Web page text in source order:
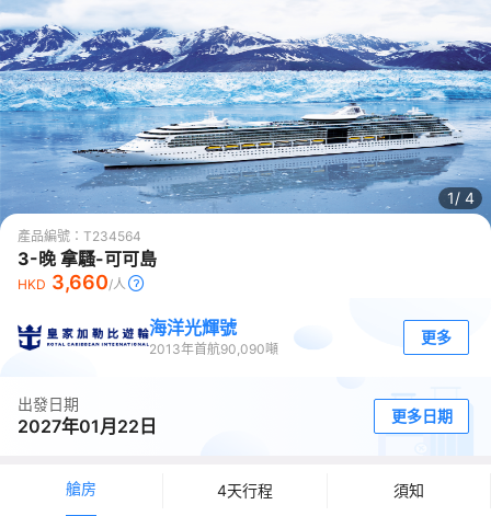
1/ 4
產品編號： T234564
3-晚 拿騷-可可島
HKD 3,660/人
海洋光輝號
2013年首航90,090噸
更多
出發日期
2027年01月22日 更多日期
艙房 4天行程 須知